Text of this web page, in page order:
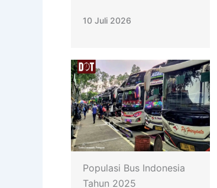
10 Juli 2026
Populasi Bus Indonesia
Tahun 2025